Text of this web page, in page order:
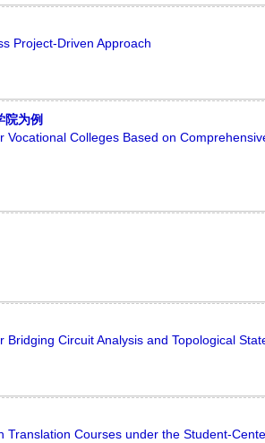
Project-Driven Approach
院为例
Colleges Based on
Circuit Analysis and Topological
Translation Courses under the Student-